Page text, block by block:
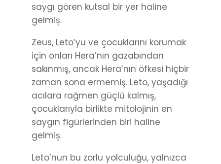
saygı gören kutsal bir yer haline
gelmiş.
Zeus, Leto’yu ve çocuklarını korumak
için onları Hera’nın gazabından
sakınmış, ancak Hera’nın öfkesi hiçbir
zaman sona ermemiş. Leto, yaşadığı
acılara rağmen güçlü kalmış,
çocuklarıyla birlikte mitolojinin en
saygın figürlerinden biri haline
gelmiş.
Leto’nun bu zorlu yolculuğu, yalnızca